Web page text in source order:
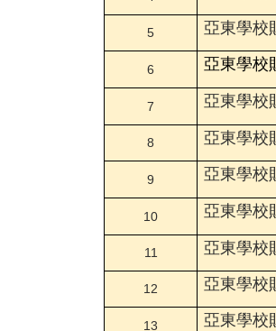
5 亞東學校
6 亞東學校
7 亞東學校
8 亞東學校
9 亞東學校
10 亞東學校
11 亞東學校
12 亞東學校
13 亞東學校